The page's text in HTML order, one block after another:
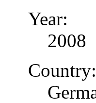
Year:
2008
Country: